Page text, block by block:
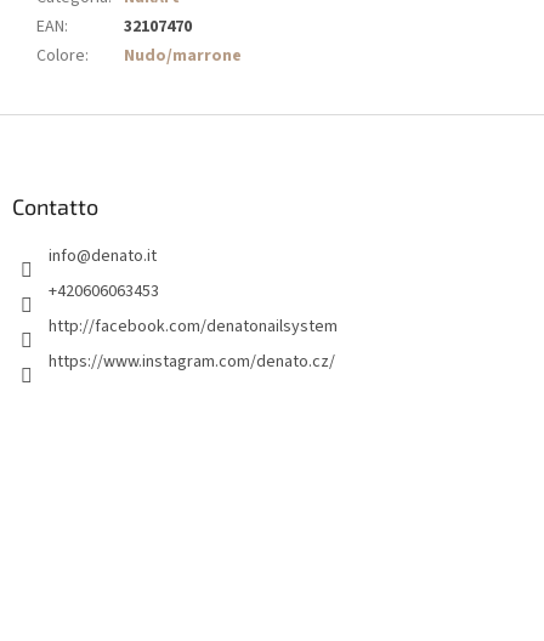
EAN:
32107470
Colore: Nudo/marrone
Contatto
info@denato.it
+420606063453
http://facebook.com/denatonailsystem
https://www.instagram.com/denato.cz/